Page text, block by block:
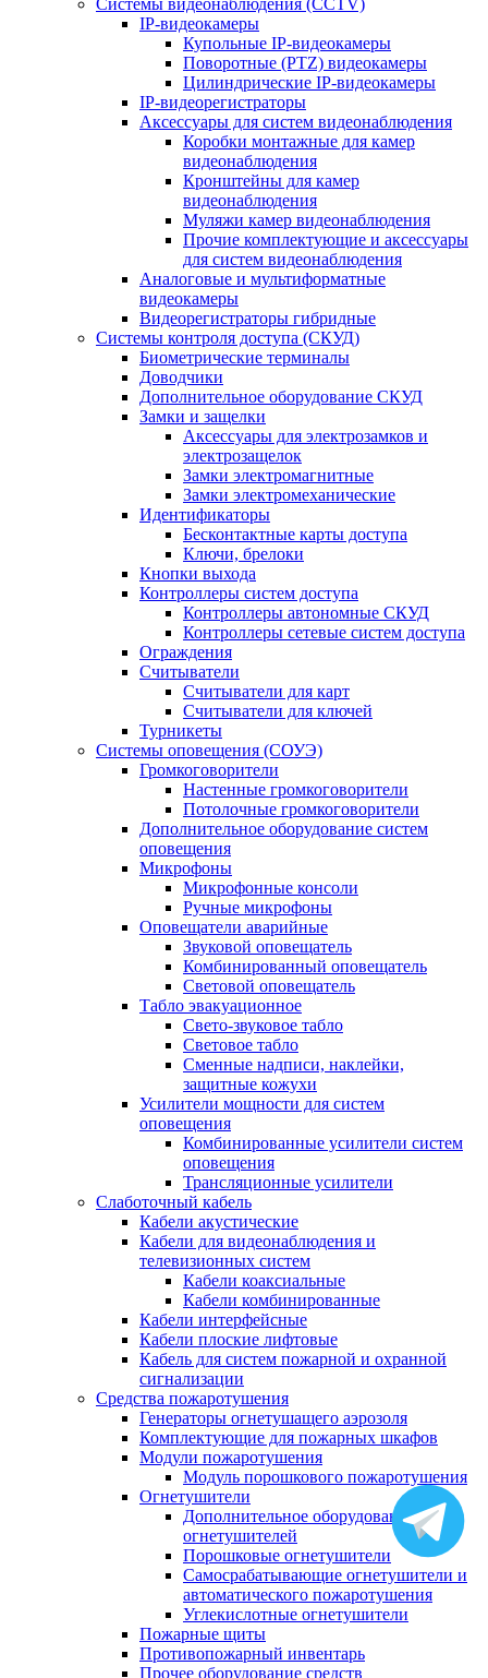
Системы видеонаблюдения (CCTV)
IP-видеокамеры
Купольные IP-видеокамеры
Поворотные (PTZ) видеокамеры
Цилиндрические IP-видеокамеры
IP-видеорегистраторы
Аксессуары для систем видеонаблюдения
Коробки монтажные для камер
видеонаблюдения
Кронштейны для камер
видеонаблюдения
Муляжи камер видеонаблюдения
Прочие комплектующие и аксессуары
для систем видеонаблюдения
Аналоговые и мультиформатные
видеокамеры
Видеорегистраторы гибридные
Системы контроля доступа (СКУД)
Биометрические терминалы
Доводчики
Дополнительное оборудование СКУД
Замки и защелки
Аксессуары для электрозамков и
электрозащелок
Замки электромагнитные
Замки электромеханические
Идентификаторы
Бесконтактные карты доступа
Ключи, брелоки
Кнопки выхода
Контроллеры систем доступа
Контроллеры автономные СКУД
Контроллеры сетевые систем доступа
Ограждения
Считыватели
Считыватели для карт
Считыватели для ключей
Турникеты
Системы оповещения (СОУЭ)
Громкоговорители
Настенные громкоговорители
Потолочные громкоговорители
Дополнительное оборудование систем
оповещения
Микрофоны
Микрофонные консоли
Ручные микрофоны
Оповещатели аварийные
Звуковой оповещатель
Комбинированный оповещатель
Световой оповещатель
Табло эвакуационное
Свето-звуковое табло
Световое табло
Сменные надписи, наклейки,
защитные кожухи
Усилители мощности для систем
оповещения
Комбинированные усилители систем
оповещения
Трансляционные усилители
Слаботочный кабель
Кабели акустические
Кабели для видеонаблюдения и
телевизионных систем
Кабели коаксиальные
Кабели комбинированные
Кабели интерфейсные
Кабели плоские лифтовые
Кабель для систем пожарной и охранной
сигнализации
Средства пожаротушения
Генераторы огнетушащего аэрозоля
Комплектующие для пожарных шкафов
Модули пожаротушения
Модуль порошкового пожаротушения
Огнетушители
Дополнительное оборудование для
огнетушителей
Порошковые огнетушители
Самосрабатывающие огнетушители и
автоматического пожаротушения
Углекислотные огнетушители
Пожарные щиты
Противопожарный инвентарь
Прочее оборудование средств